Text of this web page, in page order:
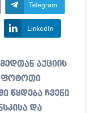
Telegram
LinkedIn
ფოტოთი
წყდება ჩვენი
და